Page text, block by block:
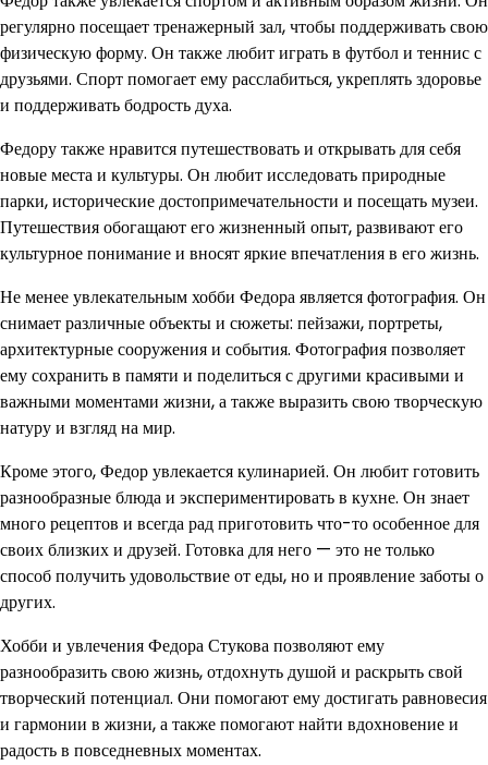
регулярно посещает тренажерный зал, чтобы поддерживать свою
физическую форму. Он также любит играть в футбол и теннис с
друзьями. Спорт помогает ему расслабиться, укреплять здоровье
и поддерживать бодрость духа.
Федору также нравится путешествовать и открывать для себя
новые места и культуры. Он любит исследовать природные
парки, исторические достопримечательности и посещать музеи.
Путешествия обогащают его жизненный опыт, развивают его
культурное понимание и вносят яркие впечатления в его жизнь.
Не менее увлекательным хобби Федора является фотография. Он
снимает различные объекты и сюжеты: пейзажи, портреты,
архитектурные сооружения и события. Фотография позволяет
ему сохранить в памяти и поделиться с другими красивыми и
важными моментами жизни, а также выразить свою творческую
натуру и взгляд на мир.
Кроме этого, Федор увлекается кулинарией. Он любит готовить
разнообразные блюда и экспериментировать в кухне. Он знает
много рецептов и всегда рад приготовить что-то особенное для
своих близких и друзей. Готовка для него — это не только
способ получить удовольствие от еды, но и проявление заботы о
других.
Хобби и увлечения Федора Стукова позволяют ему
разнообразить свою жизнь, отдохнуть душой и раскрыть свой
творческий потенциал. Они помогают ему достигать равновесия
и гармонии в жизни, а также помогают найти вдохновение и
радость в повседневных моментах.